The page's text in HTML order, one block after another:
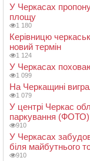
У Черкасах
площу
1 180
Керівницю
новий термін
1 124
У Черкасах
1 099
На Черкащині
1 079
У центрі Черкас
паркування (ФОТО)
910
У Черкасах
біля майбутнього
910